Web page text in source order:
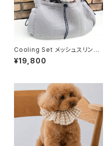
Cooling Set メッシュスリング
キャリー シルバーグレー 7点
セット ペットキャリーバッグ
¥19,800